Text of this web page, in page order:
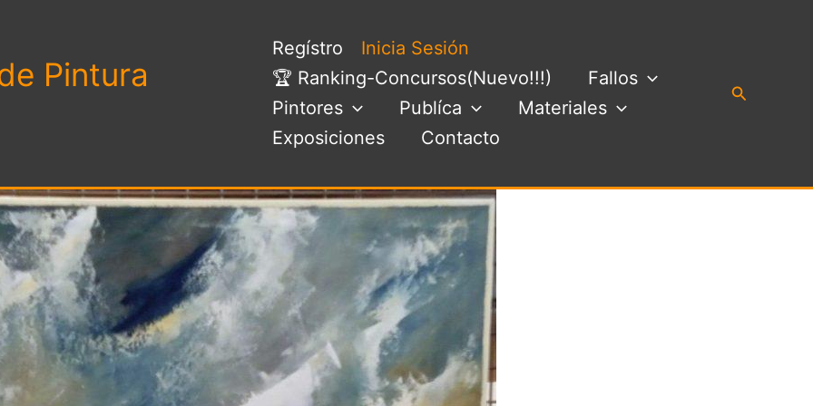
Pintura
Regístro
Inicia Sesión
🏆 Ranking-Concursos(Nuevo!!!)
Fallos
Pintores
Publíca
Materiales
Exposiciones
Contacto
Buscar